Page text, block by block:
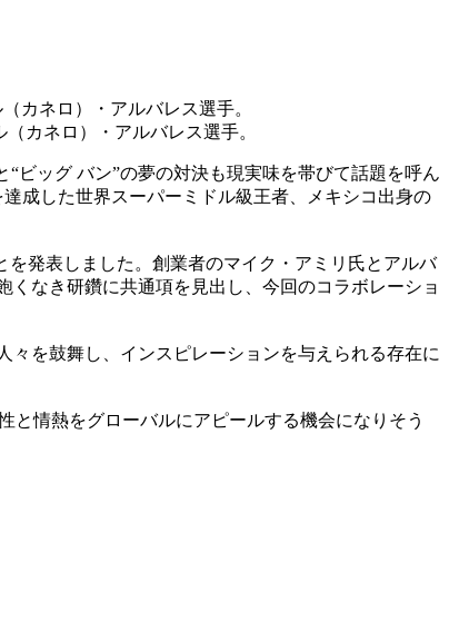
カネロ）・アルバレス選手。
ビッグ バン”の夢の対決も現実味を帯びて話題を呼ん
成した世界スーパーミドル級王者、メキシコ出身の
発表しました。創業者のマイク・アミリ氏とアルバ
なき研鑽に共通項を見出し、今回のコラボレーショ
々を鼓舞し、インスピレーションを与えられる存在に
と情熱をグローバルにアピールする機会になりそう